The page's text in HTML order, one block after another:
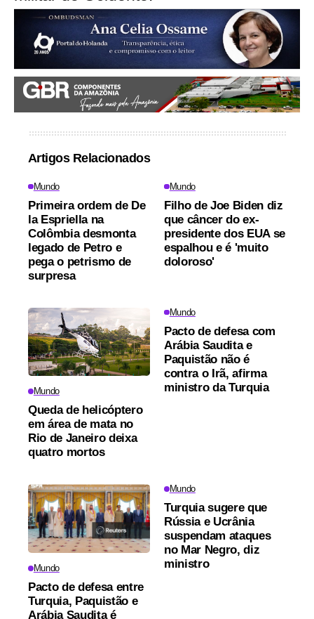
Artigos Relacionados
Mundo
Primeira ordem de De
la Espriella na
Colômbia desmonta
legado de Petro e
pega o petrismo de
surpresa
Mundo
Filho de Joe Biden diz
que câncer do ex-
presidente dos EUA se
espalhou e é 'muito
doloroso'
Mundo
Queda de helicóptero
em área de mata no
Rio de Janeiro deixa
quatro mortos
Mundo
Pacto de defesa com
Arábia Saudita e
Paquistão não é
contra o Irã, afirma
ministro da Turquia
Mundo
Pacto de defesa entre
Turquia, Paquistão e
Arábia Saudita é
Mundo
Turquia sugere que
Rússia e Ucrânia
suspendam ataques
no Mar Negro, diz
ministro